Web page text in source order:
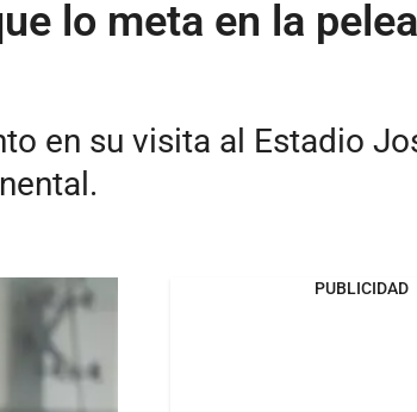
lo meta en la
en su visita al Estadio
PUBLICIDAD